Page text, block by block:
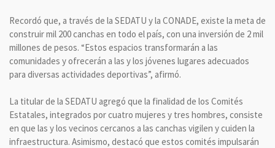
Recordó que, a través de la SEDATU y la CONADE, existe la meta de
construir mil 200 canchas en todo el país, con una inversión de 2 mil
millones de pesos. “Estos espacios transformarán a las
comunidades y ofrecerán a las y los jóvenes lugares adecuados
para diversas actividades deportivas”, afirmó.
La titular de la SEDATU agregó que la finalidad de los Comités
Estatales, integrados por cuatro mujeres y tres hombres, consiste
en que las y los vecinos cercanos a las canchas vigilen y cuiden la
infraestructura. Asimismo, destacó que estos comités impulsarán